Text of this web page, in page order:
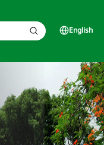
English